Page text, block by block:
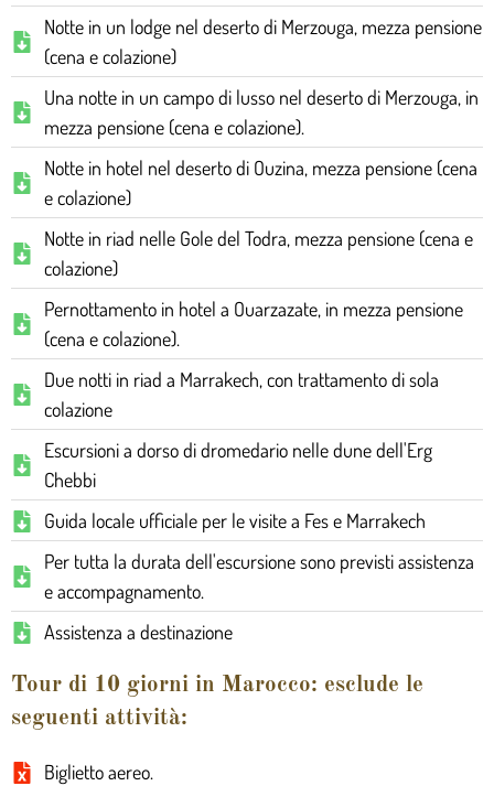
Notte in un lodge nel deserto di Merzouga, mezza pensione
(cena e colazione)
Una notte in un campo di lusso nel deserto di Merzouga, in
mezza pensione (cena e colazione).
Notte in hotel nel deserto di Ouzina, mezza pensione (cena
e colazione)
Notte in riad nelle Gole del Todra, mezza pensione (cena e
colazione)
Pernottamento in hotel a Ouarzazate, in mezza pensione
(cena e colazione).
Due notti in riad a Marrakech, con trattamento di sola
colazione
Escursioni a dorso di dromedario nelle dune dell'Erg
Chebbi
Guida locale ufficiale per le visite a Fes e Marrakech
Per tutta la durata dell'escursione sono previsti assistenza
e accompagnamento.
Assistenza a destinazione
Tour di 10 giorni in Marocco: esclude le
seguenti attività:
Biglietto aereo.